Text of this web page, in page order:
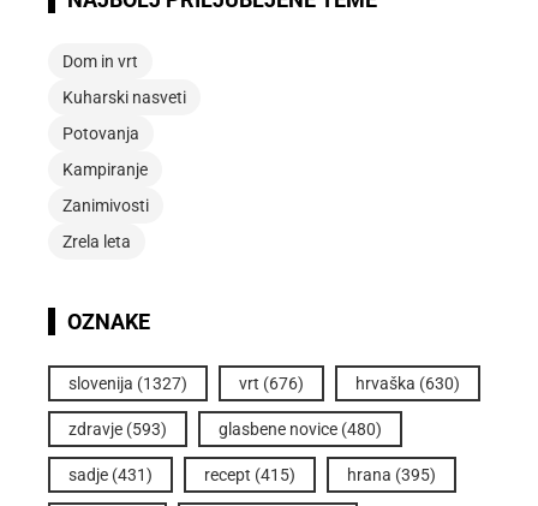
Dom in vrt
Kuharski nasveti
Potovanja
Kampiranje
Zanimivosti
Zrela leta
OZNAKE
slovenija (1327) vrt (676) hrvaška (630)
zdravje (593) glasbene novice (480)
sadje (431) recept (415) hrana (395)